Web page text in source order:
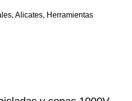
, Alicates, Herramientas